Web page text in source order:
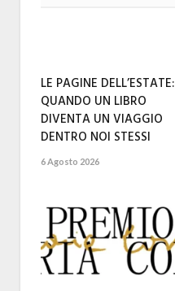
LE PAGINE DELL’ESTATE:
QUANDO UN LIBRO
DIVENTA UN VIAGGIO
DENTRO NOI STESSI
6 Agosto 2026